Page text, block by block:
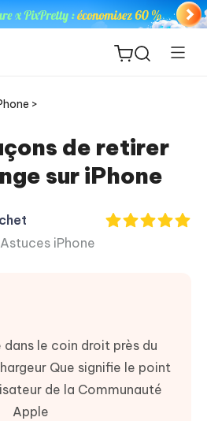
>
de retirer
sur iPhone
Astuces iPhone
le coin droit près du
Que signifie le point
de la Communauté
Apple